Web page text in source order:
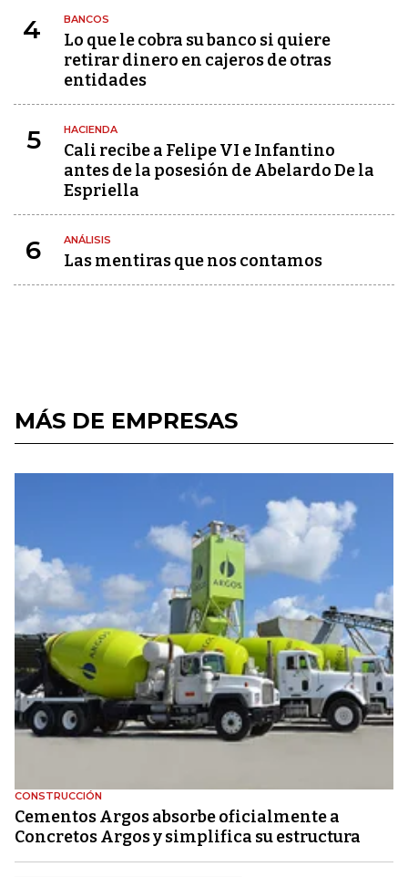
4 BANCOS
Lo que le cobra su banco si quiere
retirar dinero en cajeros de otras
entidades
5 HACIENDA
Cali recibe a Felipe VI e Infantino
antes de la posesión de Abelardo De la
Espriella
6 ANÁLISIS
Las mentiras que nos contamos
MÁS DE EMPRESAS
CONSTRUCCIÓN
Cementos Argos absorbe oficialmente a
Concretos Argos y simplifica su estructura